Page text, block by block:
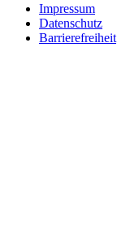
Impressum
Datenschutz
Barrierefreiheit